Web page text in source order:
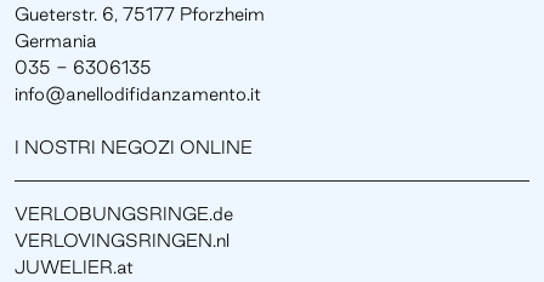
Gueterstr. 6, 75177 Pforzheim
Germania
035 - 6306135
info@anellodifidanzamento.it
I NOSTRI NEGOZI ONLINE
VERLOBUNGSRINGE.de
VERLOVINGSRINGEN.nl
JUWELIER.at